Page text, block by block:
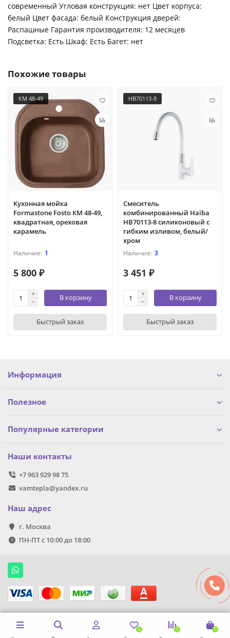
современный Угловая конструкция: нет Цвет корпуса:
белый Цвет фасада: белый Конструкция дверей:
Распашные Гарантия производителя: 12 месяцев
Подсветка: Есть Шкаф: Есть Багет: нет
Похожие товары
КМ 48-49
Кухонная мойка
Formastone Fosto КМ 48-49,
квадратная, ореховая
карамель
1
5 800 ₽
В корзину
Быстрый заказ
HB70113-8
Смеситель
комбинированный Haiba
HB70113-8 силиконовый с
гибким изливом, белый/
хром
3
3 451 ₽
В корзину
Быстрый заказ
Информация
Полезное
Популярные категории
Наши контакты
+7 963 929 98 75
vamtepla@yandex.ru
Наш адрес
г. Москва
ПН-ПТ с 10:00 до 18:00
0
0
0